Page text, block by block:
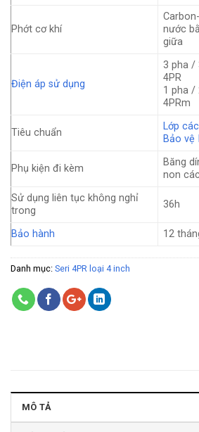
Phớt cơ khí
nước
giữa
Điện áp sử dụng
3 pha /
4PR
1 pha /
4PRm
Tiêu chuẩn
Lớp
Bảo vệ
Phụ kiện đi kèm
Băng
non
Sử dụng liên tục không nghỉ
trong
36h
Bảo hành 12
Danh mục: Seri 4PR loại 4 inch
MÔ TẢ